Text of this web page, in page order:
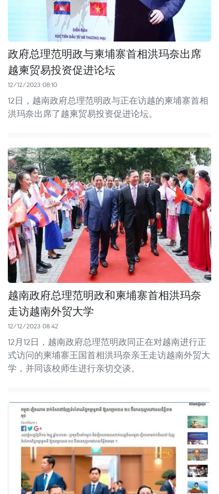
政府总理范明政与柬埔寨首相洪玛奈出席
越柬贸易投资促进论坛
12/12/2023 08:10
12日，越南政府总理范明政与正在访越的柬埔寨首相
洪玛奈出席了越柬贸易投资促进论坛。
越南政府总理范明政和柬埔寨首相洪玛奈
走访越南外贸大学
12/12/2023 08:42
12月12日，越南政府总理范明政同正在对越南进行正
式访问的柬埔寨王国首相洪玛奈亲王走访越南外贸大
学，并同该校师生进行亲切交谈。